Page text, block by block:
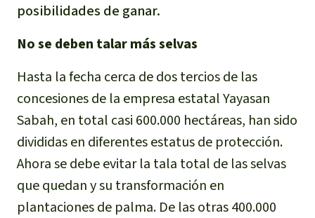
posibilidades de ganar.
No se deben talar más selvas
Hasta la fecha cerca de dos tercios de las
concesiones de la empresa estatal Yayasan
Sabah, en total casi 600.000 hectáreas, han sido
divididas en diferentes estatus de protección.
Ahora se debe evitar la tala total de las selvas
que quedan y su transformación en
plantaciones de palma. De las otras 400.000